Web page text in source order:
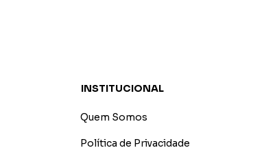
INSTITUCIONAL
Quem Somos
Política de Privacidade